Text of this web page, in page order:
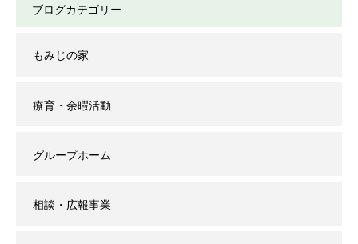
ブログカテゴリー
もみじの家
療育・余暇活動
グループホーム
相談・広報事業